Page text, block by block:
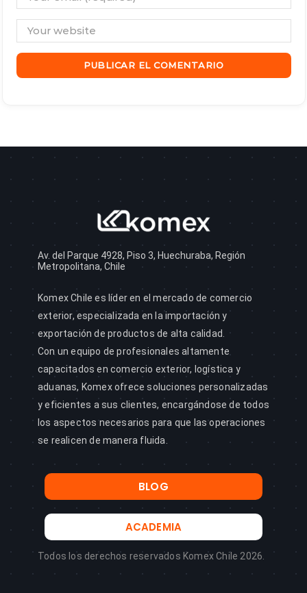
Av. del Parque 4928, Piso 3, Huechuraba, Región
Metropolitana, Chile
Komex Chile es líder en el mercado de comercio
exterior, especializada en la importación y
exportación de productos de alta calidad.
Con un equipo de profesionales altamente
capacitados en comercio exterior, logística y
aduanas, Komex ofrece soluciones personalizadas
y eficientes a sus clientes, encargándose de todos
los aspectos necesarios para que las operaciones
se realicen de manera fluida.
BLOG
ACADEMIA
Todos los derechos reservados Komex Chile 2026.